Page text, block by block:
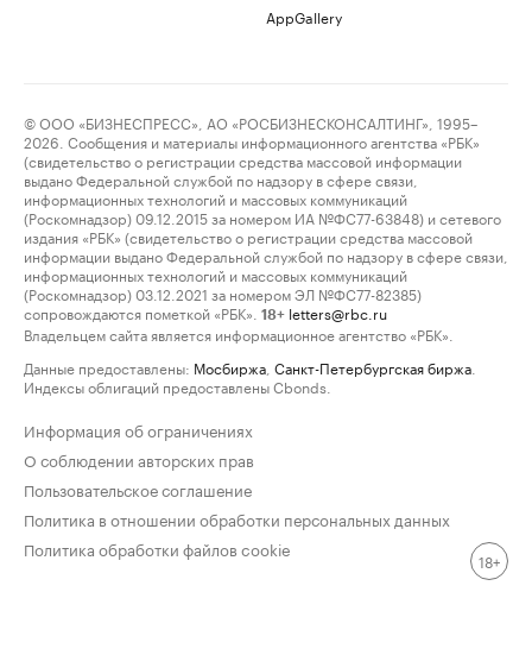
AppGallery
© ООО «БИЗНЕСПРЕСС», АО «РОСБИЗНЕСКОНСАЛТИНГ», 1995–
2026. Сообщения и материалы информационного агентства «РБК»
(свидетельство о регистрации средства массовой информации
выдано Федеральной службой по надзору в сфере связи,
информационных технологий и массовых коммуникаций
(Роскомнадзор) 09.12.2015 за номером ИА №ФС77-63848) и сетевого
издания «РБК» (свидетельство о регистрации средства массовой
информации выдано Федеральной службой по надзору в сфере связи,
информационных технологий и массовых коммуникаций
(Роскомнадзор) 03.12.2021 за номером ЭЛ №ФС77-82385)
сопровождаются пометкой «РБК».
18+ letters@rbc.ru
Владельцем сайта является информационное агентство «РБК».
Данные предоставлены: Мосбиржа Санкт-Петербургская биржа
Индексы облигаций предоставлены Cbonds.
Информация об ограничениях
О соблюдении авторских прав
Пользовательское соглашение
Политика в отношении обработки персональных данных
Политика обработки файлов cookie
18+